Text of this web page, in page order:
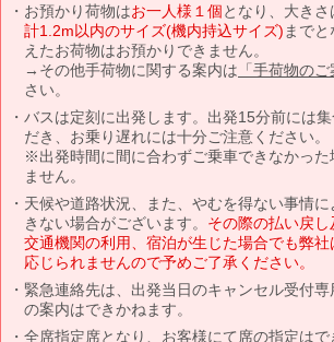
お預かり荷物はお一人様１個となり、大きさ
計1.2m以内のサイズ(機内持込サイズ) まで
えたお荷物はお預かりできません。
→その他手荷物に関する案内は 「手荷物の
さい。
バスは定刻に出発します。出発15分前には
だき、お乗り遅れには十分ご注意ください。
※出発時間に間に合わずご乗車できなかった
ません。
天候や道路状況、また、やむを得ない事情
きない場合がございます。 その際の払い戻
交通機関の利用、宿泊が生じた場合でも弊
応じられませんので予めご了承ください。
緊急連絡先は、出発当日のキャンセル受付
の案内はできかねます。
全席指定席となり、お客様にて席の指定はで